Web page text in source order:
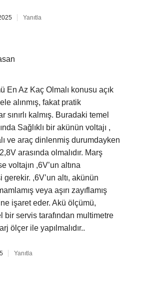
Yanıtla
En Az Kaç Olmalı konusu açık
alınmış, fakat pratik
sınırlı kalmış. Buradaki temel
Sağlıklı bir akünün voltajı ,
ve araç dinlenmiş durumdayken
arasında olmalıdır. Marş
voltajın ,6V’un altına
gerekir. ,6V’un altı, akünün
veya aşırı zayıflamış
işaret eder. Akü ölçümü,
bir servis tarafından multimetre
ölçer ile yapılmalıdır..
Yanıtla